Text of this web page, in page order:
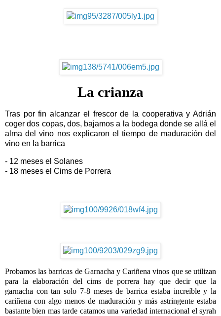
La crianza
Tras por fin alcanzar el frescor de la cooperativa y Adrián
coger dos copas, dos, bajamos a la bodega donde se allá el
alma del vino nos explicaron el tiempo de maduración del
vino en la barrica
- 12 meses el Solanes
- 18 meses el Cims de Porrera
Probamos las barricas de Garnacha y Cariñena vinos que se utilizan
para la elaboración del cims de porrera hay que decir que la
garnacha con tan solo 7-8 meses de barrica estaba increíble y la
cariñena con algo menos de maduración y más astringente estaba
bastante bien mas tarde catamos una variedad internacional el syrah